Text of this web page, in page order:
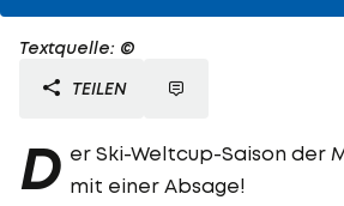
Textquelle: ©
TEILEN
D er Ski-Weltcup-Saison der
mit einer Absage!